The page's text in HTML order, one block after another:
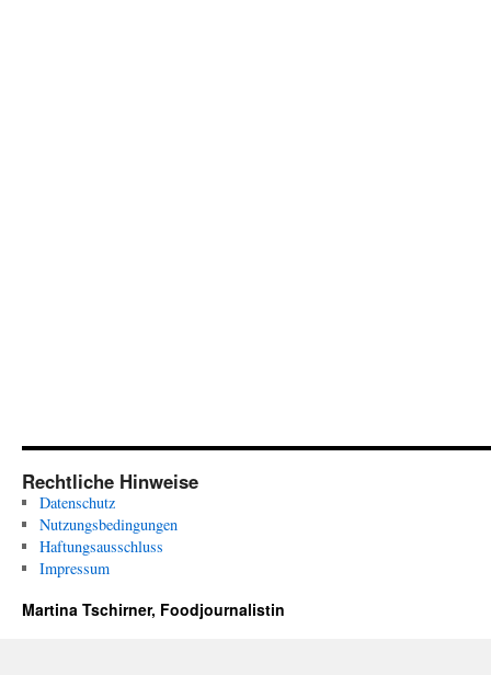
Rechtliche Hinweise
Datenschutz
Nutzungsbedingungen
Haftungsausschluss
Impressum
Martina Tschirner, Foodjournalistin